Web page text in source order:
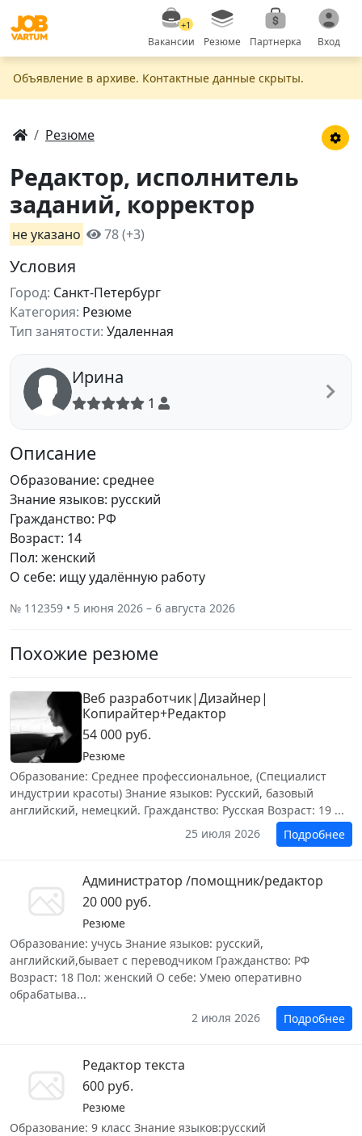
+1
Вакансии Резюме Партнерка Вход
Объявление в apxивe. Контактные данные скрыты.
Резюме
Редактор, исполнитель
заданий, корректор
не указано 78 (+3)
Условия
Город: Санкт-Петербург
Категория: Резюме
Тип занятости: Удаленная
Ирина
1
Описание
Образование: среднее
Знание языков: русский
Гражданство: РФ
Возраст: 14
Пол: женский
О себе: ищу удалённую работу
№ 112359 • 5 июня 2026 – 6 августа 2026
Похожие резюме
Веб разработчик|Дизайнер|
Копирайтер+Редактор
54 000 руб.
Резюме
Образование: Среднее профессиональное, (Специалист
индустрии красоты) Знание языков: Русский, базовый
английский, немецкий. Гражданство: Русская Возраст: 19 ...
25 июля 2026
Подробнее
Администратор /помощник/редактор
20 000 руб.
Резюме
Образование: учусь Знание языков: русский,
английский,бывает с переводчиком Гражданство: РФ
Возраст: 18 Пол: женский О себе: Умею оперативно
обрабатыва...
2 июля 2026
Подробнее
Редактор текста
600 руб.
Резюме
Образование: 9 класс Знание языков:русский